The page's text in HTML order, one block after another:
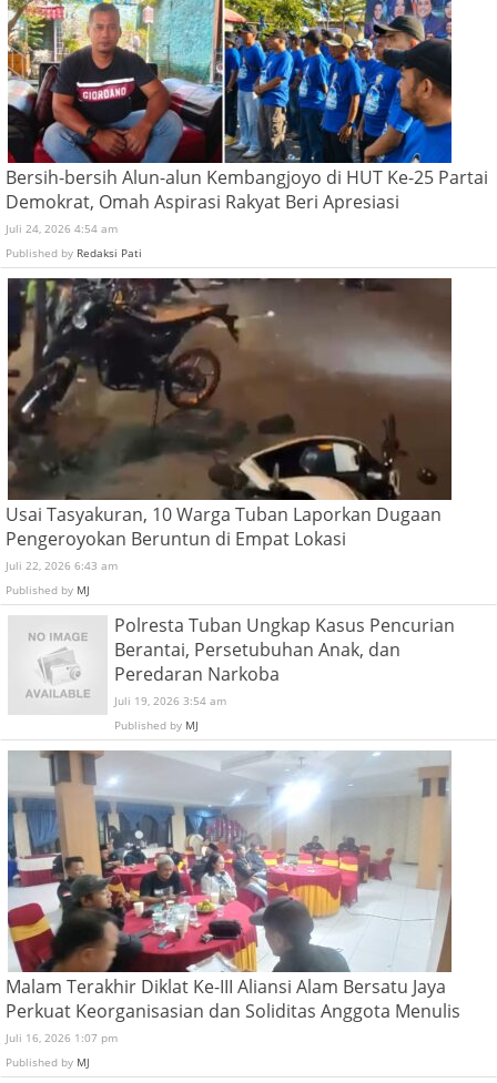
Bersih-bersih Alun-alun Kembangjoyo di HUT Ke-25 Partai
Demokrat, Omah Aspirasi Rakyat Beri Apresiasi
Juli 24, 2026 4:54 am
Published by Redaksi Pati
Usai Tasyakuran, 10 Warga Tuban Laporkan Dugaan
Pengeroyokan Beruntun di Empat Lokasi
Juli 22, 2026 6:43 am
Published by MJ
Polresta Tuban Ungkap Kasus Pencurian
Berantai, Persetubuhan Anak, dan
Peredaran Narkoba
Juli 19, 2026 3:54 am
Published by MJ
Malam Terakhir Diklat Ke-III Aliansi Alam Bersatu Jaya
Perkuat Keorganisasian dan Soliditas Anggota Menulis
Juli 16, 2026 1:07 pm
Published by MJ